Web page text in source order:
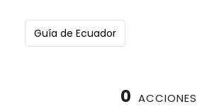
Guía de Ecuador
0 ACCIONES